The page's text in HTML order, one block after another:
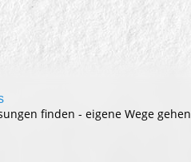
finden - eigene Wege gehen